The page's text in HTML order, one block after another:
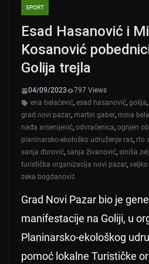
SPORT
Esad Hasanović i
Kosanović
Golija trejla
04/09/2023
797 Views
ena belaćević, esad hasanović, golija,
grad novi pazar, martin gaber, mina
nađa arsenijević, odvraćenica, ognjen
planinarsko-ekološko udruženje ras, rto
sanja đurović, sanja živanović, siniša
turistička organizacija novi pazar,
zeka bogdanović
Grad Novi Pazar bio je
manifestacije na Goliji, u
Planinarsko-ekološkog
pomoć lokalne Turističke